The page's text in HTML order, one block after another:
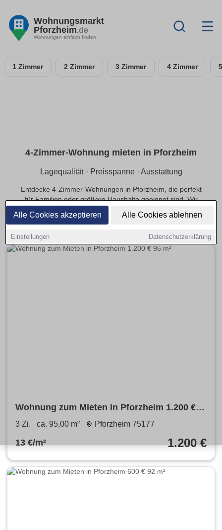
Alle Cookies akzeptieren Alle Cookies ablehnen
Einstellungen Datenschutzerklärung
Wohnungsmarkt
Pforzheim.de
Wohnungen einfach finden
1 Zimmer 2 Zimmer 3 Zimmer 4 Zimmer
4-Zimmer-Wohnung mieten in Pforzheim
Lagequalität · Preisspanne · Ausstattung
Entdecke 4-Zimmer-Wohnungen in Pforzheim, die perfekt
für Familien oder größere Haushalte geeignet sind. Wir
bieten dir Optionen in ruhigen Lagen und das passende
Preis-Leistungs-Verhältnis.
Wohnung zum Mieten in Pforzheim 1.200 €
95 m²
3 Zi. ca. 95,00 m² Pforzheim 75177
13 €/m² 1.200 €